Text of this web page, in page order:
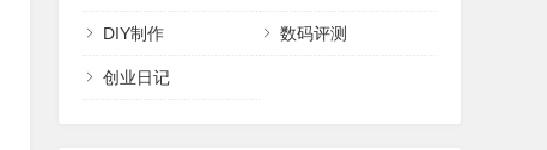
DIY制作 数码评测
创业日记